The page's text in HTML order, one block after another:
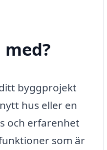
byggprojekt
hus eller en
och erfarenhet
som är